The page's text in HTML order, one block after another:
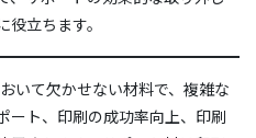
立ちます。
いて欠かせない材料で、複雑な
ート、印刷の成功率向上、印刷